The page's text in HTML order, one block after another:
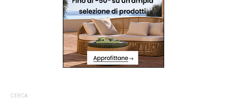
CERCA